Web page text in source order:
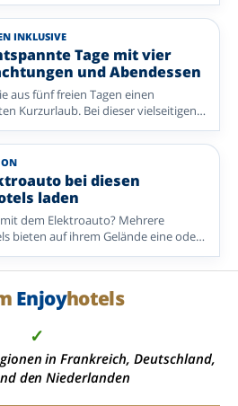
Sie ohne eigene Routenplanung
Umgebung entdecken möchten.
INKLUSIVE
Tage mit vier
und Abendessen
aus fünf freien Tagen einen
Kurzurlaub. Bei dieser vielseitigen
Enjoyhotels umfasst das 5-tägige All-
vier Übernachtungen, Frühstück,
und vier Abendessen.
bei diesen
laden
dem Elektroauto? Mehrere
bieten auf ihrem Gelände eine oder
Ladesäulen.
Enjoyhotels
✓
in Frankreich, Deutschland,
den Niederlanden